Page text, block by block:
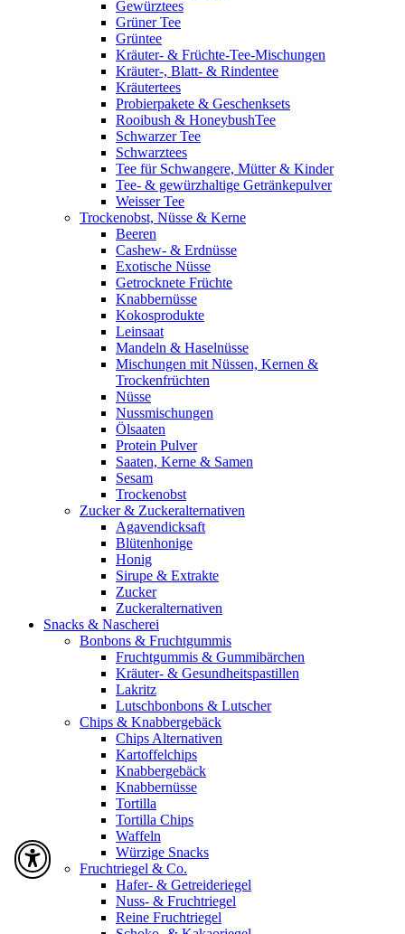
Gewürztees
Grüner Tee
Grüntee
Kräuter- & Früchte-Tee-Mischungen
Kräuter-, Blatt- & Rindentee
Kräutertees
Probierpakete & Geschenksets
Rooibush & HoneybushTee
Schwarzer Tee
Schwarztees
Tee für Schwangere, Mütter & Kinder
Tee- & gewürzhaltige Getränkepulver
Weisser Tee
Trockenobst, Nüsse & Kerne
Beeren
Cashew- & Erdnüsse
Exotische Nüsse
Getrocknete Früchte
Knabbernüsse
Kokosprodukte
Leinsaat
Mandeln & Haselnüsse
Mischungen mit Nüssen, Kernen &
Trockenfrüchten
Nüsse
Nussmischungen
Ölsaaten
Protein Pulver
Saaten, Kerne & Samen
Sesam
Trockenobst
Zucker & Zuckeralternativen
Agavendicksaft
Blütenhonige
Honig
Sirupe & Extrakte
Zucker
Zuckeralternativen
Snacks & Nascherei
Bonbons & Fruchtgummis
Fruchtgummis & Gummibärchen
Kräuter- & Gesundheitspastillen
Lakritz
Lutschbonbons & Lutscher
Chips & Knabbergebäck
Chips Alternativen
Kartoffelchips
Knabbergebäck
Knabbernüsse
Tortilla
Tortilla Chips
Waffeln
Würzige Snacks
Fruchtriegel & Co.
Hafer- & Getreideriegel
Nuss- & Fruchtriegel
Reine Fruchtriegel